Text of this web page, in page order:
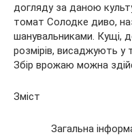
догляду за даною
томат Солодке диво,
шанувальниками. Кущі,
розмірів, висаджують у
Збір врожаю можна
Зміст
Загальна